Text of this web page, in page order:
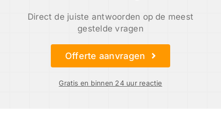
Direct de juiste antwoorden op de meest
gestelde vragen
Offerte aanvragen
Gratis en binnen 24 uur reactie